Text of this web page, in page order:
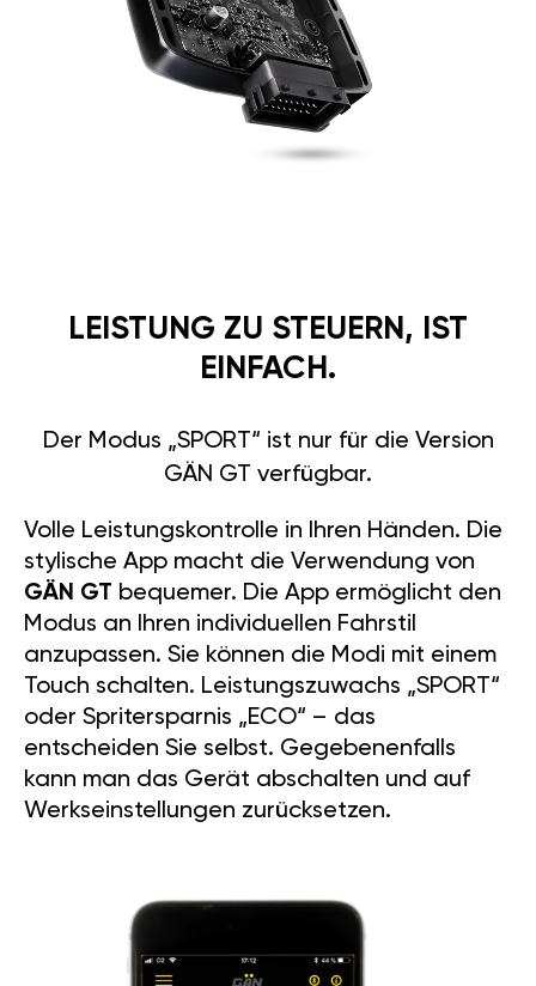
LEISTUNG ZU STEUERN, IST
EINFACH.
Der Modus „SPORT“ ist nur für die Version
GÄN GT verfügbar.
Volle Leistungskontrolle in Ihren Händen. Die
stylische App macht die Verwendung von
GÄN GT bequemer. Die App ermöglicht den
Modus an Ihren individuellen Fahrstil
anzupassen. Sie können die Modi mit einem
Touch schalten. Leistungszuwachs „SPORT“
oder Spritersparnis „ECO“ – das
entscheiden Sie selbst. Gegebenenfalls
kann man das Gerät abschalten und auf
Werkseinstellungen zurücksetzen.